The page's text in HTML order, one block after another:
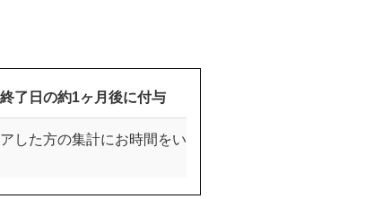
了日の約1ヶ月後に付与
した方の集計にお時間をい